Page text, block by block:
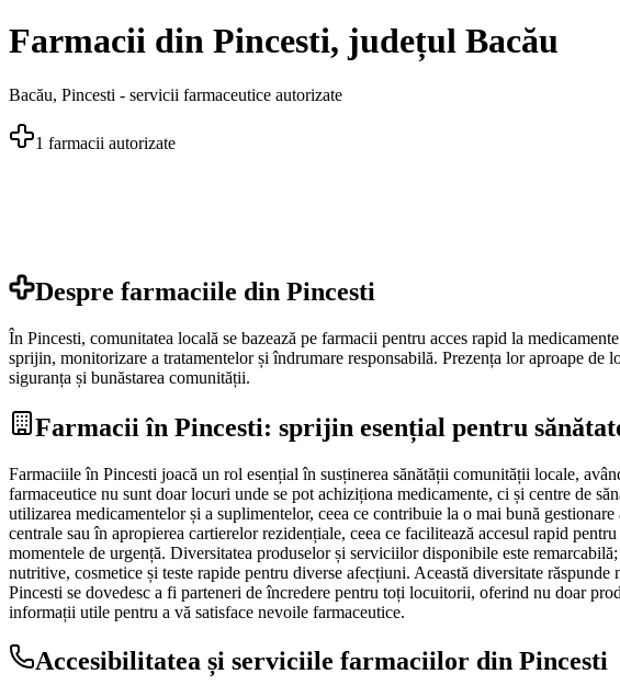
Farmacii din Pincesti, județul Bacău
Bacău, Pincesti - servicii farmaceutice autorizate
1 farmacii autorizate
Despre farmaciile din Pincesti
În Pincesti, comunitatea locală se bazează pe farmacii pentru acces rapid la
sprijin, monitorizare a tratamentelor și îndrumare responsabilă. Prezența lor aproape
siguranța și bunăstarea comunității.
Farmacii în Pincesti: sprijin esențial pentru
Farmaciile în Pincesti joacă un rol esențial în susținerea sănătății comunității locale,
farmaceutice nu sunt doar locuri unde se pot achiziționa medicamente, ci și centre de
utilizarea medicamentelor și a suplimentelor, ceea ce contribuie la o mai bună
centrale sau în apropierea cartierelor rezidențiale, ceea ce facilitează accesul rapid
momentele de urgență. Diversitatea produselor și serviciilor disponibile este
nutritive, cosmetice și teste rapide pentru diverse afecțiuni. Această diversitate
Pincesti se dovedesc a fi parteneri de încredere pentru toți locuitorii, oferind nu doar
informații utile pentru a vă satisface nevoile farmaceutice.
Accesibilitatea și serviciile farmaciilor din Pincesti